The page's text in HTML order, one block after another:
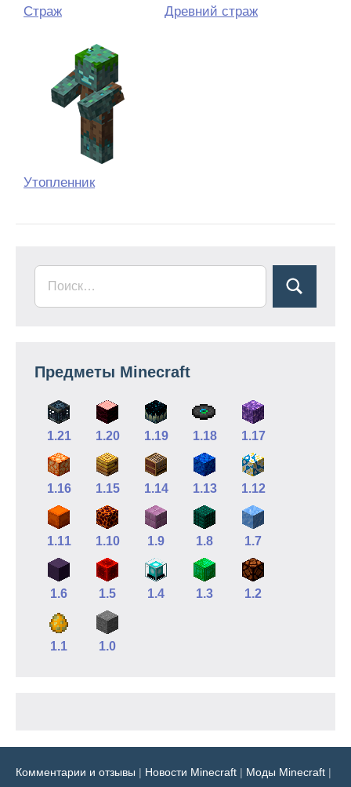
Страж Древний страж
Утопленник
Предметы Minecraft
1.21 1.20 1.19 1.18 1.17
1.16 1.15 1.14 1.13 1.12
1.11 1.10 1.9 1.8 1.7
1.6 1.5 1.4 1.3 1.2
1.1 1.0
Комментарии и отзывы | Новости Minecraft | Моды Minecraft |